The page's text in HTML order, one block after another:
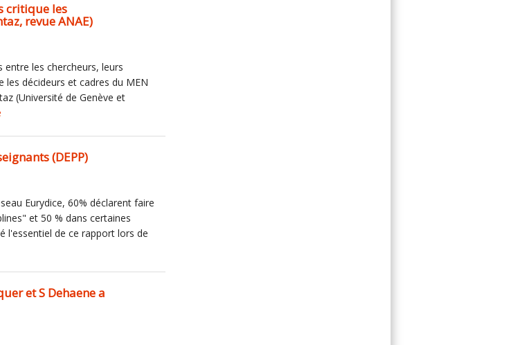
critique les
revue ANAE)
les chercheurs, leurs
les décideurs et cadres du MEN
(Université de Genève et
(DEPP)
Eurydice, 60% déclarent faire
et 50 % dans certaines
l'essentiel de ce rapport lors de
et S Dehaene a